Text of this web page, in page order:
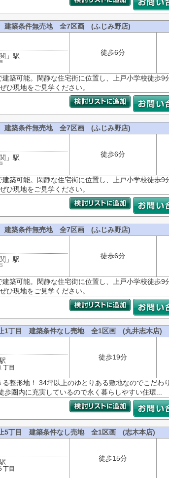
建築条件無売地 全7区画 (ふじみ野店)
」駅 徒歩6分
築可能。閑静な住宅街に位置し、上戸小学校徒歩9
ひ現地をご見学ください。
建築条件無売地 全7区画 (ふじみ野店)
」駅 徒歩6分
築可能。閑静な住宅街に位置し、上戸小学校徒歩9
ひ現地をご見学ください。
建築条件無売地 全7区画 (ふじみ野店)
」駅 徒歩6分
築可能。閑静な住宅街に位置し、上戸小学校徒歩9
ひ現地をご見学ください。
1丁目 建築条件なし売地 全1区画 (丸井志木店)
丁目
徒歩19分
整形地！ 34坪以上のゆとりある敷地なのでこだわ
圏内に充実しているので永く暮らしやすい住環...
5丁目 建築条件なし売地 全1区画 (志木本店)
丁目
徒歩15分